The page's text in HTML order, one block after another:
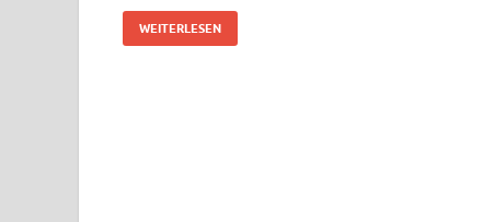
WEITERLESEN